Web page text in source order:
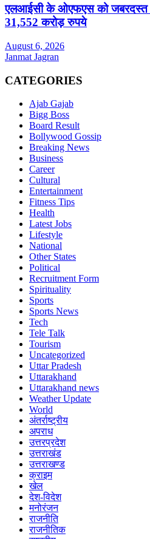
एलआईसी के ओएफएस को जबरदस्त
31,552 करोड़ रुपये
August 6, 2026
Janmat Jagran
CATEGORIES
Ajab Gajab
Bigg Boss
Board Result
Bollywood Gossip
Breaking News
Business
Career
Cultural
Entertainment
Fitness Tips
Health
Latest Jobs
Lifestyle
National
Other States
Political
Recruitment Form
Spirituality
Sports
Sports News
Tech
Tele Talk
Tourism
Uncategorized
Uttar Pradesh
Uttarakhand
Uttarakhand news
Weather Update
World
अंतर्राष्ट्रीय
अपराध
उत्तरप्रदेश
उत्तराखंड
उत्तराखण्ड
क्राइम
खेल
देश-विदेश
मनोरंजन
राजनीति
राजनीतिक